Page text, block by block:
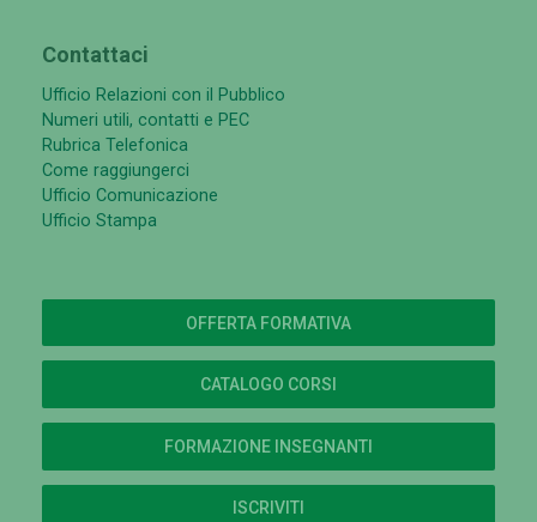
Contattaci
Ufficio Relazioni con il Pubblico
Numeri utili, contatti e PEC
Rubrica Telefonica
Come raggiungerci
Ufficio Comunicazione
Ufficio Stampa
OFFERTA FORMATIVA
CATALOGO CORSI
FORMAZIONE INSEGNANTI
ISCRIVITI